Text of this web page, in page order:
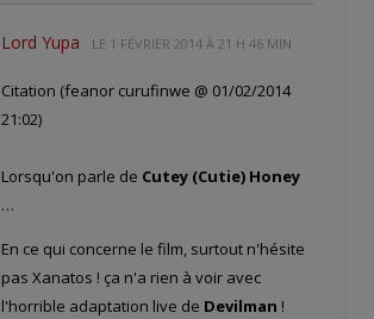
Lord Yupa LE 1 FÉVRIER 2014 À 21 H 46 MIN
Citation (feanor curufinwe @ 01/02/2014
21:02)
Lorsqu'on parle de Cutey (Cutie) Honey
…
En ce qui concerne le film, surtout n'hésite
pas Xanatos ! ça n'a rien à voir avec
l'horrible adaptation live de Devilman !